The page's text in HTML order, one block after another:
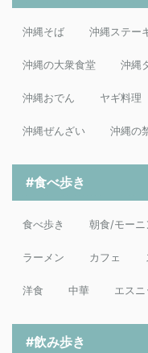
沖縄そば 沖縄ステー
沖縄の大衆食堂 沖縄
沖縄おでん ヤギ料理
沖縄ぜんざい 沖縄の
#食べ歩き
食べ歩き 朝食/モーニ
ラーメン カフェ
洋食 中華 エスニ
#飲み歩き